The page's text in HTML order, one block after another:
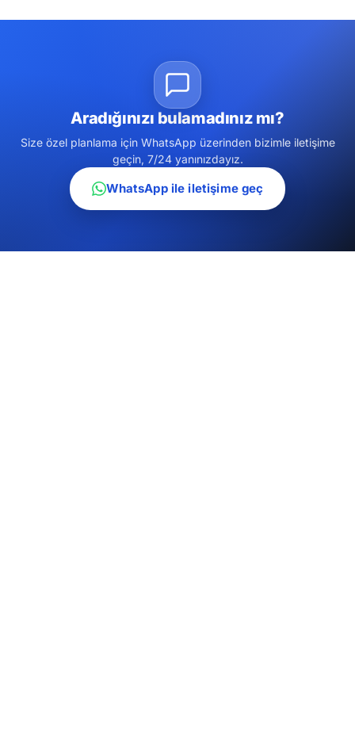
Aradığınızı bulamadınız mı?
Size özel planlama için WhatsApp üzerinden bizimle iletişime
geçin, 7/24 yanınızdayız.
WhatsApp ile iletişime geç